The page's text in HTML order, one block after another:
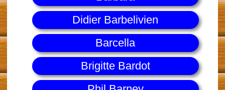
Didier Barbelivien
Barcella
Brigitte Bardot